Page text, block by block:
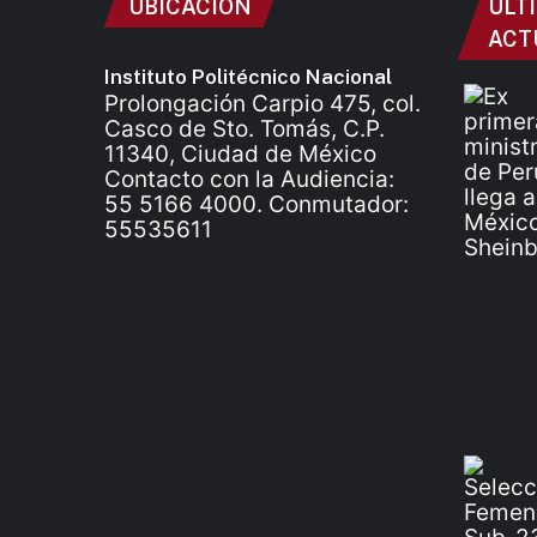
UBICACIÓN
Instituto Politécnico Nacional
Prolongación Carpio 475, col.
Casco de Sto. Tomás, C.P.
11340, Ciudad de México
Contacto con la Audiencia:
55 5166 4000. Conmutador:
55535611